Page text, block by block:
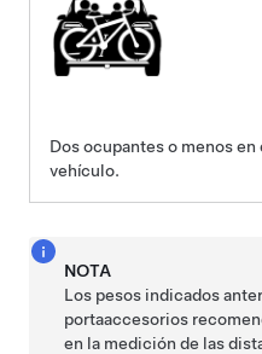
Dos ocupantes o menos en
vehículo.
NOTA
Los pesos indicados
portaaccesorios
en la medición de las